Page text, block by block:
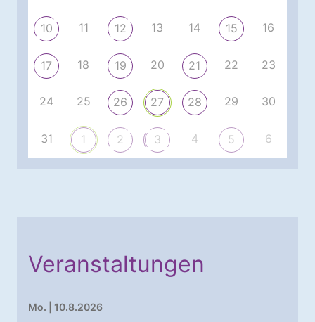
10 11 12 13 14 15 16
17 18 19 20 21 22 23
24 25 26 27 28 29 30
31 1 2 3 4 5 6
Veranstaltungen
Mo. | 10.8.2026